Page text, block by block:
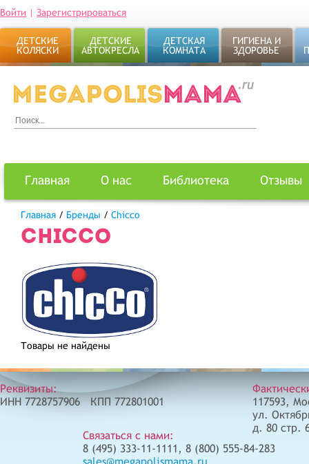
Войти | Зарегистрироваться
ДЕТСКИЕ
КОЛЯСКИ
ДЕТСКИЕ
АВТОКРЕСЛА
ДЕТСКАЯ
КОМНАТА
ГИГИЕНА И
ЗДОРОВЬЕ
Главная О нас Библиотека Отзывы
Главная / Бренды / Chicco
CHICCO
Товары не найдены
Реквизиты:
ИНН 7728757906 КПП 772801001
Связаться с нами:
8 (495) 333-11-1111, 8 (800) 555-84-283
sales@megapolismama.ru
117593,
ул.
д. 80 стр.